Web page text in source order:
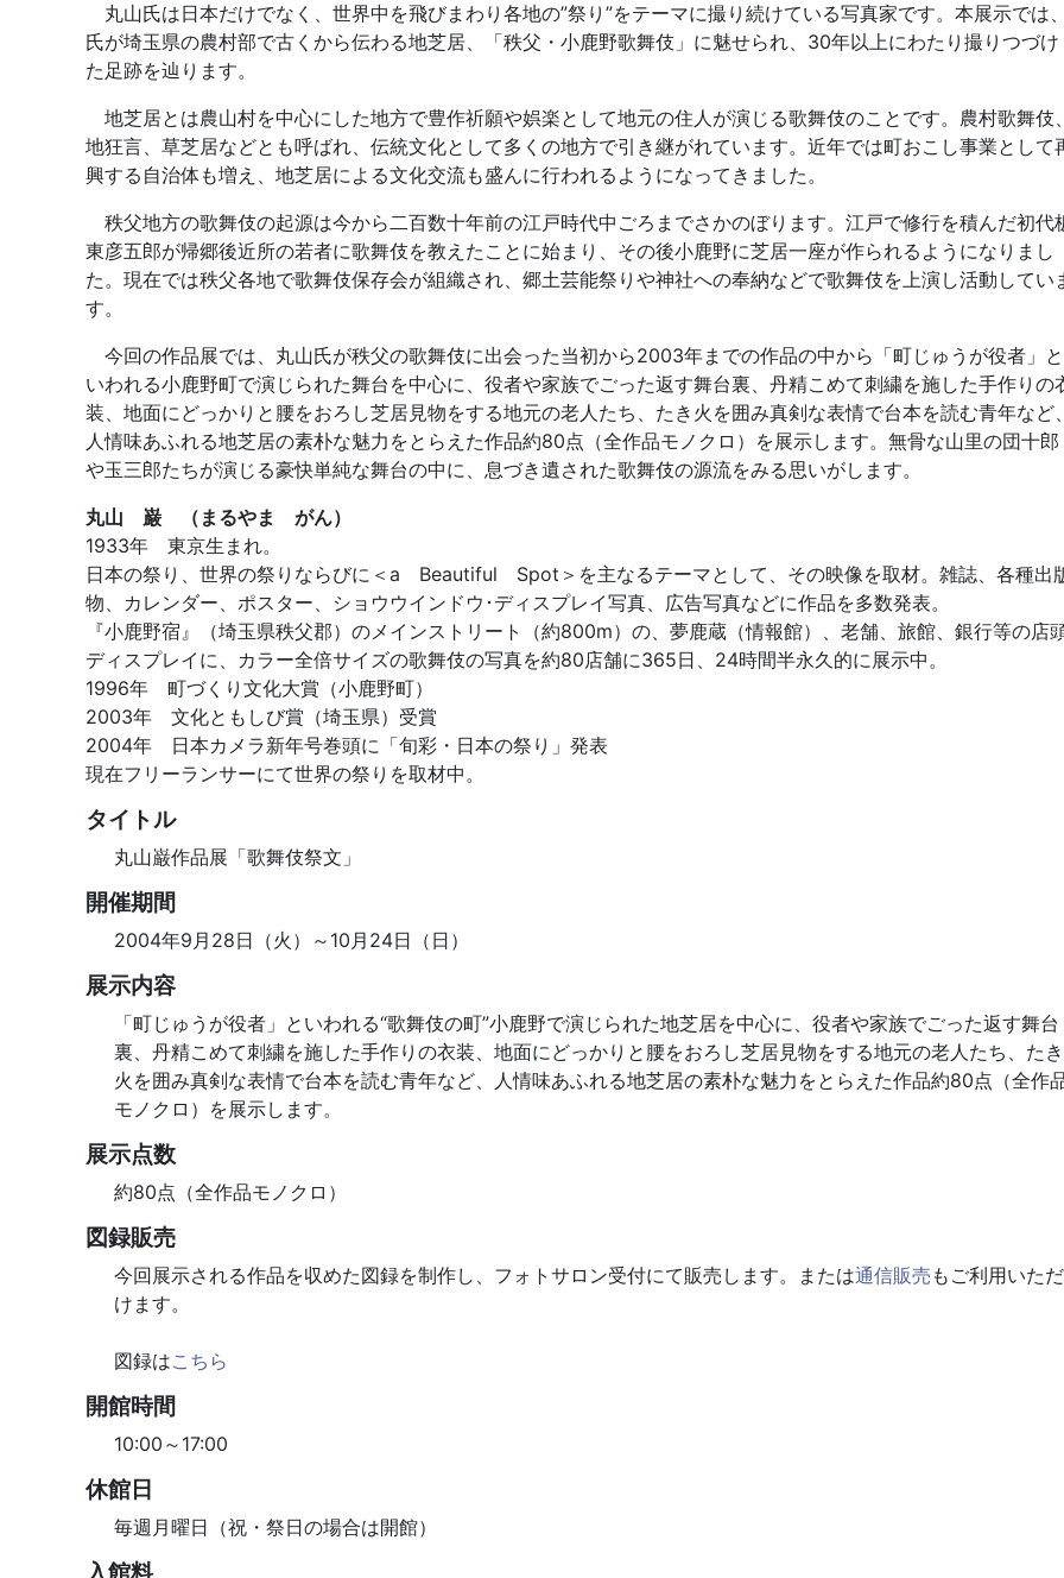
丸山氏は日本だけでなく、世界中を飛びまわり各地の”祭り”をテーマに撮り続けている写真家です。本展示では
氏が埼玉県の農村部で古くから伝わる地芝居、「秩父・小鹿野歌舞伎」に魅せられ、30年以上にわたり撮りつづけ
た足跡を辿ります。
地芝居とは農山村を中心にした地方で豊作祈願や娯楽として地元の住人が演じる歌舞伎のことです。農村歌舞伎
地狂言、草芝居などとも呼ばれ、伝統文化として多くの地方で引き継がれています。近年では町おこし事業として
興する自治体も増え、地芝居による文化交流も盛んに行われるようになってきました。
秩父地方の歌舞伎の起源は今から二百数十年前の江戸時代中ごろまでさかのぼります。江戸で修行を積んだ初代
東彦五郎が帰郷後近所の若者に歌舞伎を教えたことに始まり、その後小鹿野に芝居一座が作られるようになりまし
た。現在では秩父各地で歌舞伎保存会が組織され、郷土芸能祭りや神社への奉納などで歌舞伎を上演し活動してい
す。
今回の作品展では、丸山氏が秩父の歌舞伎に出会った当初から2003年までの作品の中から「町じゅうが役者」と
いわれる小鹿野町で演じられた舞台を中心に、役者や家族でごった返す舞台裏、丹精こめて刺繍を施した手作りの
装、地面にどっかりと腰をおろし芝居見物をする地元の老人たち、たき火を囲み真剣な表情で台本を読む青年など
人情味あふれる地芝居の素朴な魅力をとらえた作品約80点（全作品モノクロ）を展示します。無骨な山里の団十郎
や玉三郎たちが演じる豪快単純な舞台の中に、息づき遺された歌舞伎の源流をみる思いがします。
丸山 巌 （まるやま がん）
1933年 東京生まれ。
日本の祭り、世界の祭りならびに＜a Beautiful Spot＞を主なるテーマとして、その映像を取材。雑誌、各種出
物、カレンダー、ポスター、ショウウインドウ･ディスプレイ写真、広告写真などに作品を多数発表。
『小鹿野宿』（埼玉県秩父郡）のメインストリート（約800m）の、夢鹿蔵（情報館）、老舗、旅館、銀行等の店
ディスプレイに、カラー全倍サイズの歌舞伎の写真を約80店舗に365日、24時間半永久的に展示中。
1996年 町づくり文化大賞（小鹿野町）
2003年 文化ともしび賞（埼玉県）受賞
2004年 日本カメラ新年号巻頭に「旬彩・日本の祭り」発表
現在フリーランサーにて世界の祭りを取材中。
タイトル
丸山巌作品展「歌舞伎祭文」
開催期間
2004年9月28日（火）～10月24日（日）
展示内容
「町じゅうが役者」といわれる“歌舞伎の町”小鹿野で演じられた地芝居を中心に、役者や家族でごった返す舞台
裏、丹精こめて刺繍を施した手作りの衣装、地面にどっかりと腰をおろし芝居見物をする地元の老人たち、たき
火を囲み真剣な表情で台本を読む青年など、人情味あふれる地芝居の素朴な魅力をとらえた作品約80点（全作
モノクロ）を展示します。
展示点数
約80点（全作品モノクロ）
図録販売
今回展示される作品を収めた図録を制作し、フォトサロン受付にて販売します。または通信販売 もご利用いただ
けます。
図録はこちら
開館時間
10:00～17:00
休館日
毎週月曜日（祝・祭日の場合は開館）